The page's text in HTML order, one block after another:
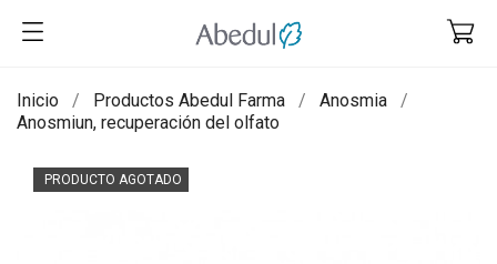
Inicio Productos Abedul Farma
Anosmia
Anosmiun, recuperación del olfato
PRODUCTO AGOTADO